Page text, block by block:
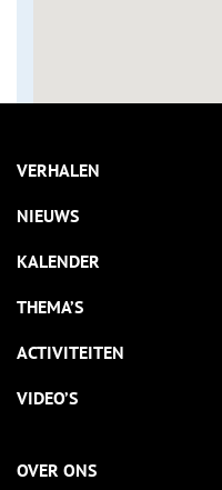
VERHALEN
NIEUWS
KALENDER
THEMA’S
ACTIVITEITEN
VIDEO’S
OVER ONS